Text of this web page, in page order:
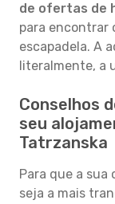
de ofertas de
para encontrar
escapadela. A
literalmente, a
Conselhos
seu
Tatrzanska
Para que a sua
seja a mais